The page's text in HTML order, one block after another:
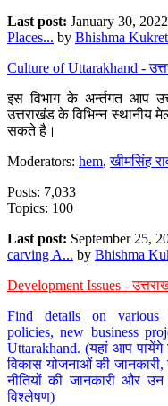
Last post: January 30,
Places... by Bhishma
Culture of Uttarakhand -
इस विभाग के अर्न्तगत आप
उत्तराखंड के विभिन्न स्थानीय
सकते है।
Moderators: hem,खीमसिंह
Posts: 7,033
Topics: 100
Last post: September 25,
carving A... by Bhishma
Development Issues -
Find details on various
policies, new business
Uttarakhand. (यहां आप पायेंगे
विकास योजनाओं की
नीतियों की जानकारी और
विश्लेषण)